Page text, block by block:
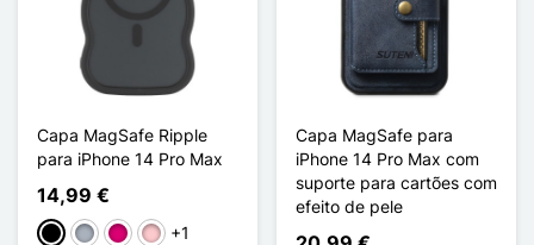
Capa MagSafe Ripple
para iPhone 14 Pro Max
14,99 €
PretoCinzentoMagenta
Rosa+1
Capa MagSafe para
iPhone 14 Pro Max com
suporte para cartões com
efeito de pele